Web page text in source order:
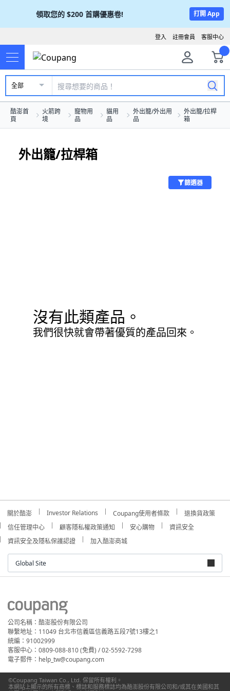
領取您的 $200 首購優惠卷! 打開 App
客服中心
註冊會員
登入
全部
酷澎首
頁
火箭跨
境
寵物用
品
貓用
品
外出籠/外出用
品
外出籠/拉桿
箱
外出籠/拉桿箱
篩選器
沒有此類產品。
我們很快就會帶著優質的產品回來。
關於酷澎 Investor Relations Coupang使用者條款
退換貨政策
信任管理中心
顧客隱私權政策通知 安心購物
資訊安全
資訊安全及隱私保護認證
加入酷澎商城
Global Site
公司名稱：酷澎股份有限公司
聯繫地址：11049 台北市信義區信義路五段7號13樓之1
統編：91002999
客服中心：0809-088-810 (免費) / 02-5592-7298
電子郵件：help_tw@coupang.com
©Coupang Taiwan Co., Ltd. 保留所有權利。
本網站上顯示的所有商標、標誌和服務標誌均為酷澎股份有限公司和/或其在美國和其